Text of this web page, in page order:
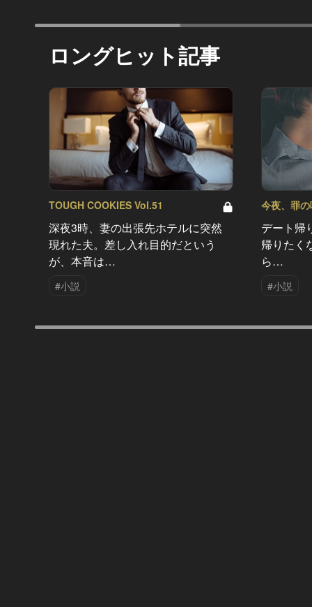
ロングヒット記事
TOUGH COOKIES Vol.51
深夜3時、妻の出張先ホテルに突然
現れた夫。差し入れ目的だという
が、本音は…
#小説
今夜、罪
デート帰
帰りたく
ら…
#小説